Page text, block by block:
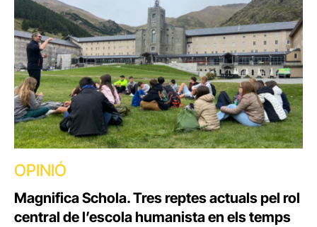
OPINIÓ
Magnifica Schola. Tres reptes actuals pel rol
central de l’escola humanista en els temps